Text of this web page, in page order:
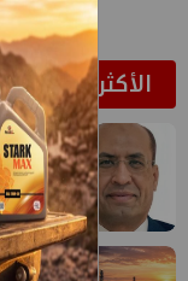
الأكثر قراءة
1
وائل
تقييم